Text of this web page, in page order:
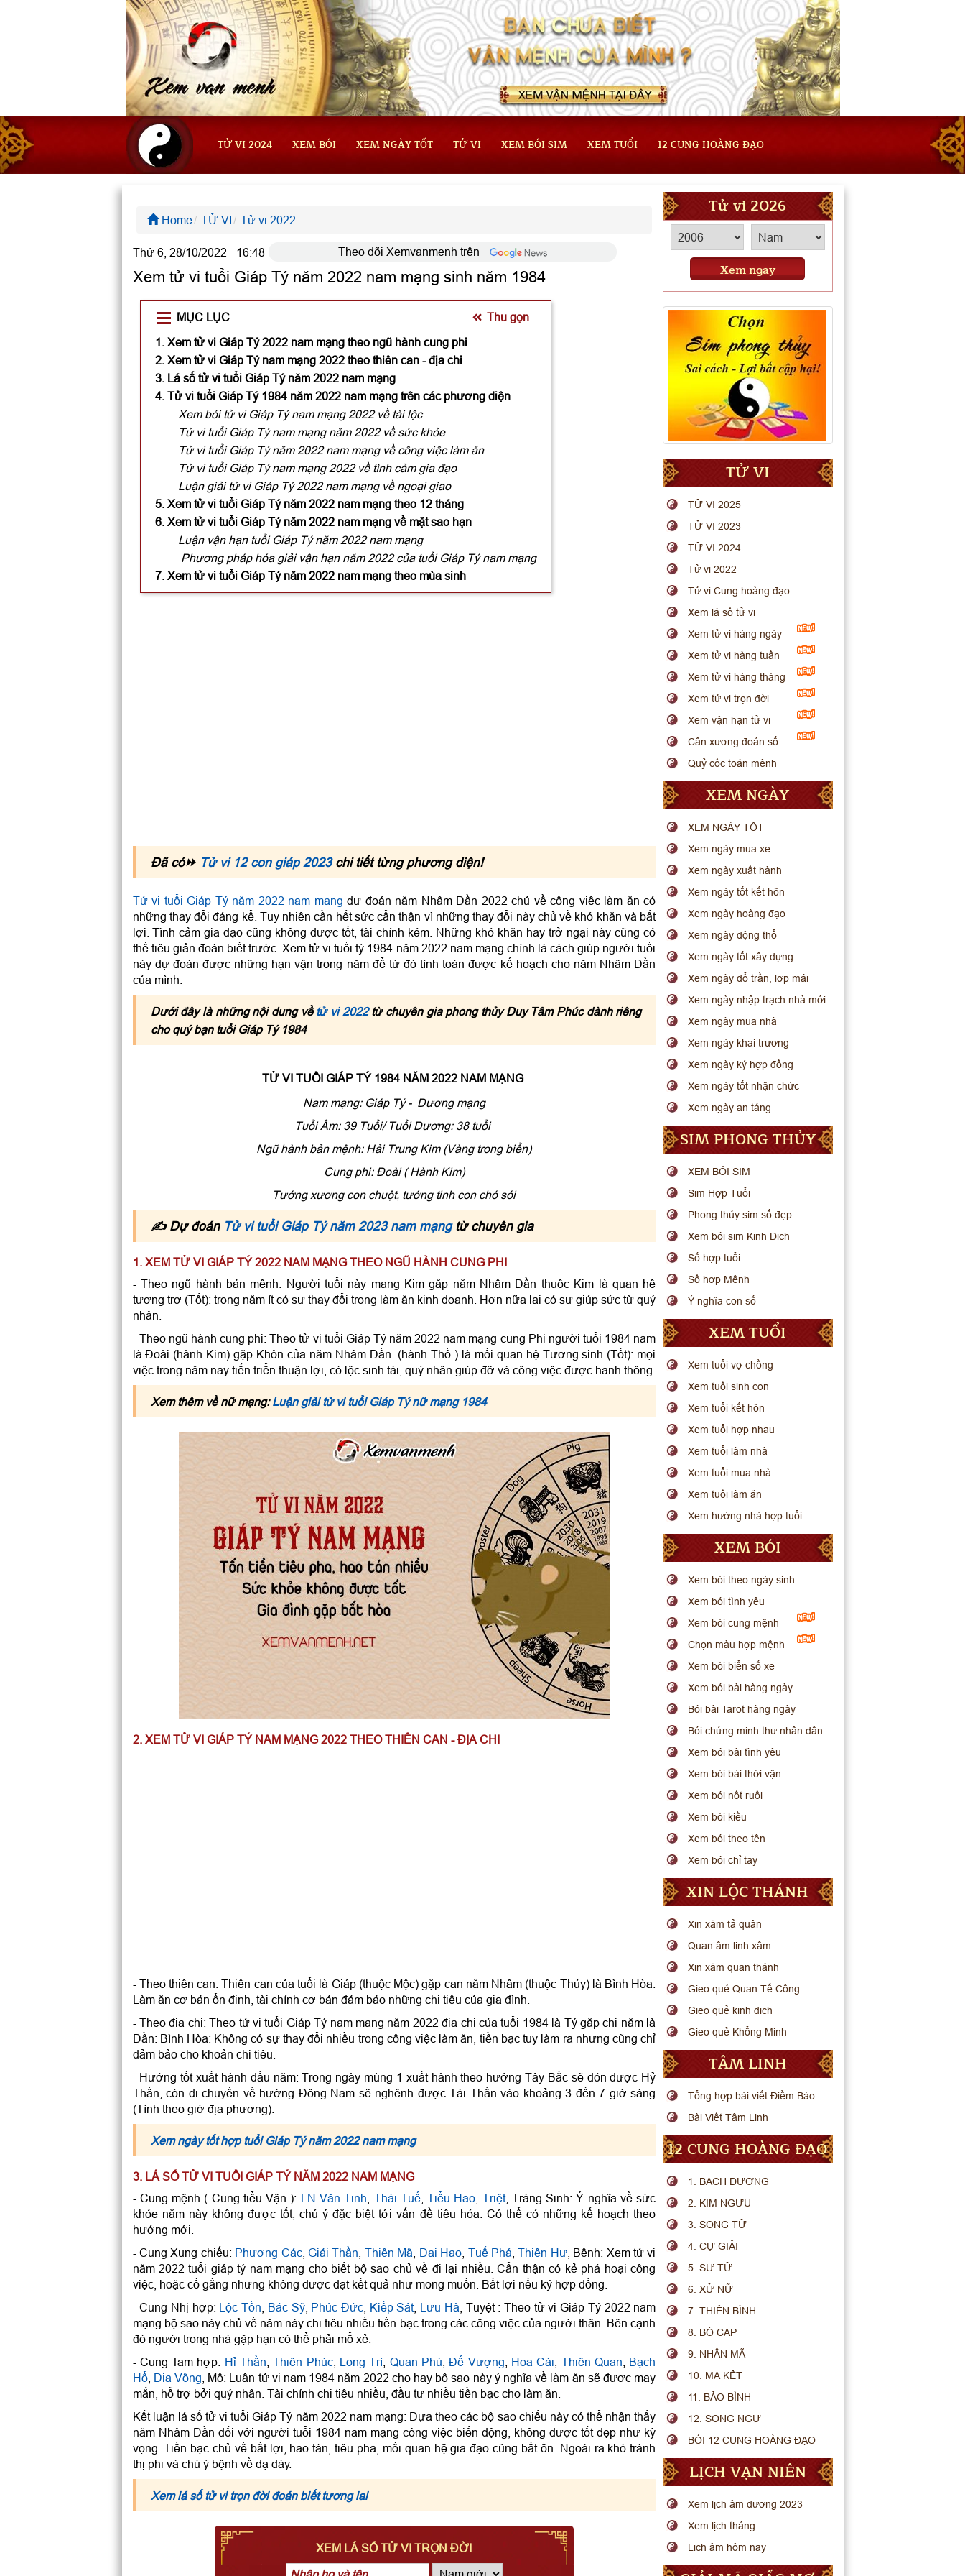
TỬ VI 2024 XEM BÓI XEM NGÀY TỐT TỬ VI XEM BÓI SIM XEM TUỔI 12 CUNG HOÀNG ĐẠO
Home TỬ VI Tử vi 2022
Thứ 6, 28/10/2022 - 16:48 Theo dõi Xemvanmenh trên
Xem tử vi tuổi Giáp Tý năm 2022 nam mạng sinh năm 1984
MỤC LỤC
Thu gọn
1. Xem tử vi Giáp Tý 2022 nam mạng theo ngũ hành cung phi
2. Xem tử vi Giáp Tý nam mạng 2022 theo thiên can - địa chi
3. Lá số tử vi tuổi Giáp Tý năm 2022 nam mạng
4. Tử vi tuổi Giáp Tý 1984 năm 2022 nam mạng trên các phương diện
Xem bói tử vi Giáp Tý nam mạng 2022 về tài lộc
Tử vi tuổi Giáp Tý nam mạng năm 2022 về sức khỏe
Tử vi tuổi Giáp Tý năm 2022 nam mạng về công việc làm ăn
Tử vi tuổi Giáp Tý nam mạng 2022 về tình cảm gia đạo
Luận giải tử vi Giáp Tý 2022 nam mạng về ngoại giao
5. Xem tử vi tuổi Giáp Tý năm 2022 nam mạng theo 12 tháng
6. Xem tử vi tuổi Giáp Tý năm 2022 nam mạng về mặt sao hạn
Luận vận hạn tuổi Giáp Tý năm 2022 nam mạng
Phương pháp hóa giải vận hạn năm 2022 của tuổi Giáp Tý nam mạng
7. Xem tử vi tuổi Giáp Tý năm 2022 nam mạng theo mùa sinh
Đã có⏩ Tử vi 12 con giáp 2023chi tiết từng phương diện!
Tử vi tuổi Giáp Tý năm 2022 nam mạng dự đoán năm Nhâm Dần 2022 chủ về công việc làm ăn có
những thay đổi đáng kể. Tuy nhiên cần hết sức cẩn thận vì những thay đổi này chủ về khó khăn và bất
lợi. Tình cảm gia đạo cũng không được tốt, tài chính kém. Những khó khăn hay trở ngại này cũng có
thể tiêu giản đoán biết trước. Xem tử vi tuổi tý 1984 năm 2022 nam mạng chính là cách giúp người tuổi
này dự đoán được những hạn vận trong năm để từ đó tính toán được kế hoạch cho năm Nhâm Dần
của mình.
Dưới đây là những nội dung vềtử vi 2022từ chuyên gia phong thủy Duy Tâm Phúc dành riêng
cho quý bạn tuổi Giáp Tý 1984
TỬ VI TUỔI GIÁP TÝ 1984 NĂM 2022 NAM MẠNG
Nam mạng: Giáp Tý - Dương mạng
Tuổi Âm: 39 Tuổi/ Tuổi Dương: 38 tuổi
Ngũ hành bản mệnh: Hải Trung Kim (Vàng trong biển)
Cung phi: Đoài ( Hành Kim)
Tướng xương con chuột, tướng tinh con chó sói
✍ Dự đoán Tử vi tuổi Giáp Tý năm 2023 nam mạngtừ chuyên gia
1. XEM TỬ VI GIÁP TÝ 2022 NAM MẠNG THEO NGŨ HÀNH CUNG PHI
- Theo ngũ hành bản mệnh: Người tuổi này mạng Kim gặp năm Nhâm Dần thuộc Kim là quan hệ
tương trợ (Tốt): trong năm ít có sự thay đổi trong làm ăn kinh doanh. Hơn nữa lại có sự giúp sức từ quý
nhân.
- Theo ngũ hành cung phi: Theo tử vi tuổi Giáp Tý năm 2022 nam mạng cung Phi người tuổi 1984 nam
là Đoài (hành Kim) gặp Khôn của năm Nhâm Dần (hành Thổ ) là mối quan hệ Tương sinh (Tốt): mọi
việc trong năm nay tiến triển thuận lợi, có lộc sinh tài, quý nhân giúp đỡ và công việc được hanh thông.
Xem thêm về nữ mạng:Luận giải tử vi tuổi Giáp Tý nữ mạng 1984
2. XEM TỬ VI GIÁP TÝ NAM MẠNG 2022 THEO THIÊN CAN - ĐỊA CHI
- Theo thiên can: Thiên can của tuổi là Giáp (thuộc Mộc) gặp can năm Nhâm (thuộc Thủy) là Bình Hòa:
Làm ăn cơ bản ổn định, tài chính cơ bản đảm bảo những chi tiêu của gia đình.
- Theo địa chi: Theo tử vi tuổi Giáp Tý nam mạng năm 2022 địa chi của tuổi 1984 là Tý gặp chi năm là
Dần: Bình Hòa: Không có sự thay đổi nhiều trong công việc làm ăn, tiền bạc tuy làm ra nhưng cũng chỉ
đảm bảo cho khoản chi tiêu.
- Hướng tốt xuất hành đầu năm: Trong ngày mùng 1 xuất hành theo hướng Tây Bắc sẽ đón được Hỷ
Thần, còn di chuyển về hướng Đông Nam sẽ nghênh được Tài Thần vào khoảng 3 đến 7 giờ sáng
(Tính theo giờ địa phương).
Xem ngày tốt hợp tuổi Giáp Tý năm 2022 nam mạng
3. LÁ SỐ TỬ VI TUỔI GIÁP TÝ NĂM 2022 NAM MẠNG
- Cung mệnh ( Cung tiểu Vận ): LN Văn Tinh Thái Tuế,Tiểu Hao Triệt, Tràng Sinh: Ý nghĩa về sức
khỏe năm này không được tốt, chú ý đặc biệt tới vấn đề tiêu hóa. Có thể có những kế hoạch theo
hướng mới.
- Cung Xung chiếu: Phượng Các, Giải Thần Thiên Mã Đại Hao Tuế Phá ,Thiên Hư, Bệnh: Xem tử vi
năm 2022 tuổi giáp tý nam mạng cho biết bộ sao chủ về đi lại nhiều. Cẩn thận có kẻ phá hoại công
việc, hoặc cố gắng nhưng không được đạt kết quả như mong muốn. Bất lợi nếu ký hợp đồng.
- Cung Nhị hợp: Lộc Tồn Bác Sỹ, Phúc Đức, Kiếp Sát, Lưu Hà , Tuyệt : Theo tử vi Giáp Tý 2022 nam
mạng bộ sao này chủ về năm này chi tiêu nhiều tiền bạc trong các công việc của người thân. Bên cạnh
đó người trong nhà gặp hạn có thể phải mổ xẻ.
- Cung Tam hợp: Hỉ Thần ,Thiên Phúc, Long Trì Quan Phù ,Đế Vượng Hoa Cái Thiên Quan
Bạch
Hổ, Địa Võng , Mộ: Luận tử vi nam 1984 năm 2022 cho hay bộ sao này ý nghĩa về làm ăn sẽ được may
mắn, hỗ trợ bởi quý nhân. Tài chính chi tiêu nhiều, đầu tư nhiều tiền bạc cho làm ăn.
Kết luận lá số tử vi tuổi Giáp Tý năm 2022 nam mạng: Dựa theo các bộ sao chiếu này có thể nhận thấy
năm Nhâm Dần đối với người tuổi 1984 nam mạng công việc biến động, không được tốt đẹp như kỳ
vọng. Tiền bạc chủ về bất lợi, hao tán, tiêu pha, mối quan hệ gia đạo cũng bất ổn. Ngoài ra khó tránh
thị phi và chú ý bệnh về dạ dày.
Xem lá số tử vi trọn đời đoán biết tương lai
XEM LÁ SỐ TỬ VI TRỌN ĐỜI
Tử vi 2026
Xem ngay
TỬ VI
TỬ VI 2025
TỬ VI 2023
TỬ VI 2024
Tử vi 2022
Tử vi Cung hoàng đạo
Xem lá số tử vi
Xem tử vi hàng ngày
Xem tử vi hàng tuần
Xem tử vi hàng tháng
Xem tử vi trọn đời
Xem vận hạn tử vi
Cân xương đoán số
Quỷ cốc toán mệnh
XEM NGÀY
XEM NGÀY TỐT
Xem ngày mua xe
Xem ngày xuất hành
Xem ngày tốt kết hôn
Xem ngày hoàng đạo
Xem ngày động thổ
Xem ngày tốt xây dựng
Xem ngày đổ trần, lợp mái
Xem ngày nhập trạch nhà mới
Xem ngày mua nhà
Xem ngày khai trương
Xem ngày ký hợp đồng
Xem ngày tốt nhận chức
Xem ngày an táng
SIM PHONG THỦY
XEM BÓI SIM
Sim Hợp Tuổi
Phong thủy sim số đẹp
Xem bói sim Kinh Dịch
Số hợp tuổi
Số hợp Mệnh
Ý nghĩa con số
XEM TUỔI
Xem tuổi vợ chồng
Xem tuổi sinh con
Xem tuổi kết hôn
Xem tuổi hợp nhau
Xem tuổi làm nhà
Xem tuổi mua nhà
Xem tuổi làm ăn
Xem hướng nhà hợp tuổi
XEM BÓI
Xem bói theo ngày sinh
Xem bói tình yêu
Xem bói cung mệnh
Chọn màu hợp mệnh
Xem bói biển số xe
Xem bói bài hàng ngày
Bói bài Tarot hàng ngày
Bói chứng minh thư nhân dân
Xem bói bài tình yêu
Xem bói bài thời vận
Xem bói nốt ruồi
Xem bói kiều
Xem bói theo tên
Xem bói chỉ tay
XIN LỘC THÁNH
Xin xăm tả quân
Quan âm linh xâm
Xin xăm quan thánh
Gieo quẻ Quan Tế Công
Gieo quẻ kinh dịch
Gieo quẻ Khổng Minh
TÂM LINH
Tổng hợp bài viết Điềm Báo
Bài Viết Tâm Linh
12 CUNG HOÀNG ĐẠO
1. BẠCH DƯƠNG
2. KIM NGƯU
3. SONG TỬ
4. CỰ GIẢI
5. SƯ TỬ
6. XỬ NỮ
7. THIÊN BÌNH
8. BÒ CẠP
9. NHÂN MÃ
10. MA KẾT
11. BẢO BÌNH
12. SONG NGƯ
BÓI 12 CUNG HOÀNG ĐẠO
LỊCH VẠN NIÊN
Xem lịch âm dương 2023
Xem lịch tháng
Lịch âm hôm nay